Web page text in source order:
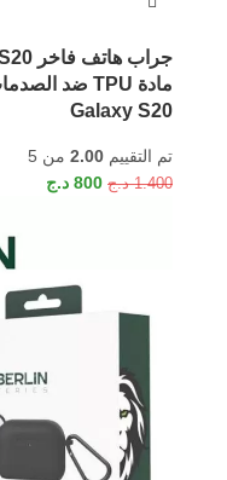
Galaxy S20
تم التقييم 2.00من 5
1.400 د.ج 800 د.ج